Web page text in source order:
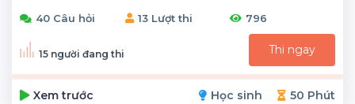
40 Câu hỏi 13 Lượt thi 796
15 người đang thi Thi ngay
Xem trước Học sinh 50 Phút